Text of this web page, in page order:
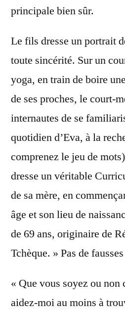
principale bien sûr.
Le fils dresse un portrait
toute sincérité. Sur un
yoga, en train de boire
de ses proches, le court-
internautes de se
quotidien d’Eva, à la
comprenez le jeu de
dresse un véritable
de sa mère, en
âge et son lieu de
de 69 ans, originaire de
Tchèque. » Pas de
« Que vous soyez ou
aidez-moi au moins à